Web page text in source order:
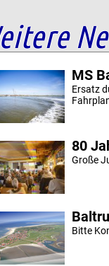
MS
Ersatz
80
Große
Bitte